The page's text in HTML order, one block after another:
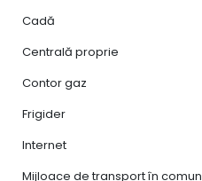
Cadă
Centrală proprie
Contor gaz
Frigider
Internet
Mijloace de transport în comun